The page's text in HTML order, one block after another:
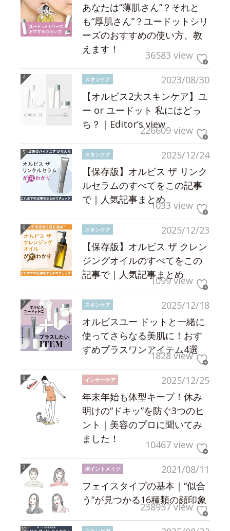
あなたは“薄肌さん”？それと
も“厚肌さん”？ユードットシリ
ーズのおすすめの使い方、教
えます！
36583 view
2023/08/30
スキンケア
【オルビス2大スキンケア】ユ
ー or ユードット 私にはどっ
ち？｜Editor’s view226609 view
2025/12/24
スキンケア
【保存版】オルビス ザ リンク
ルセラムのすべてをこの記事
で｜人気記事まとめ1033 view
2025/12/23
スキンケア
【保存版】オルビス ザ クレン
ジングオイルのすべてをこの
記事で｜人気記事まとめ
1099 view
2025/12/18
スキンケア
オルビスユー ドットと一緒に
使ってさらなる美肌に！おす
すめプラスワンアイテム4選
1828 view
2025/12/25
インナーケア
年末年始も体型キープ！休み
明けの“ドキッ”を防ぐ3つのヒ
ント｜美容のプロに聞いてみ
ました！
10467 view
2021/08/11
ポイントメイク
フェイスタイプの基本｜“似合
う”が見つかる16種類の顔印象
238957 view